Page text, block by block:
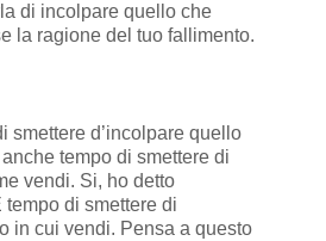
di incolpare quello che
la ragione del tuo fallimento.
smettere d’incolpare quello
tempo di smettere di
vendi. Si, ho detto
tempo di smettere di
in cui vendi. Pensa a questo